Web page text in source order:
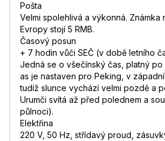
Pošta
Velmi spolehlivá a výkonná. Známka
Evropy stojí 5 RMB.
Časový posun
+ 7 hodin vůči SEČ (v době letního
Jedná se o všečínský čas, platný po
as je nastaven pro Peking, v
tudíž slunce vychází velmi pozdě a
Urumči svítá až před polednem a
půlnoci).
Elektřina
220 V, 50 Hz, střídavý proud,